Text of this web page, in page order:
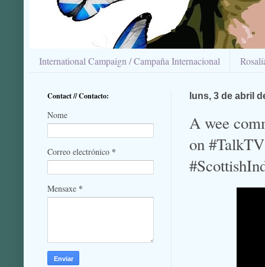
International Campaign / Campaña Internacional
luns, 3 de abril
A wee
on
Contact // Contacto:
Nome
Correo electrónico *
Mensaxe *